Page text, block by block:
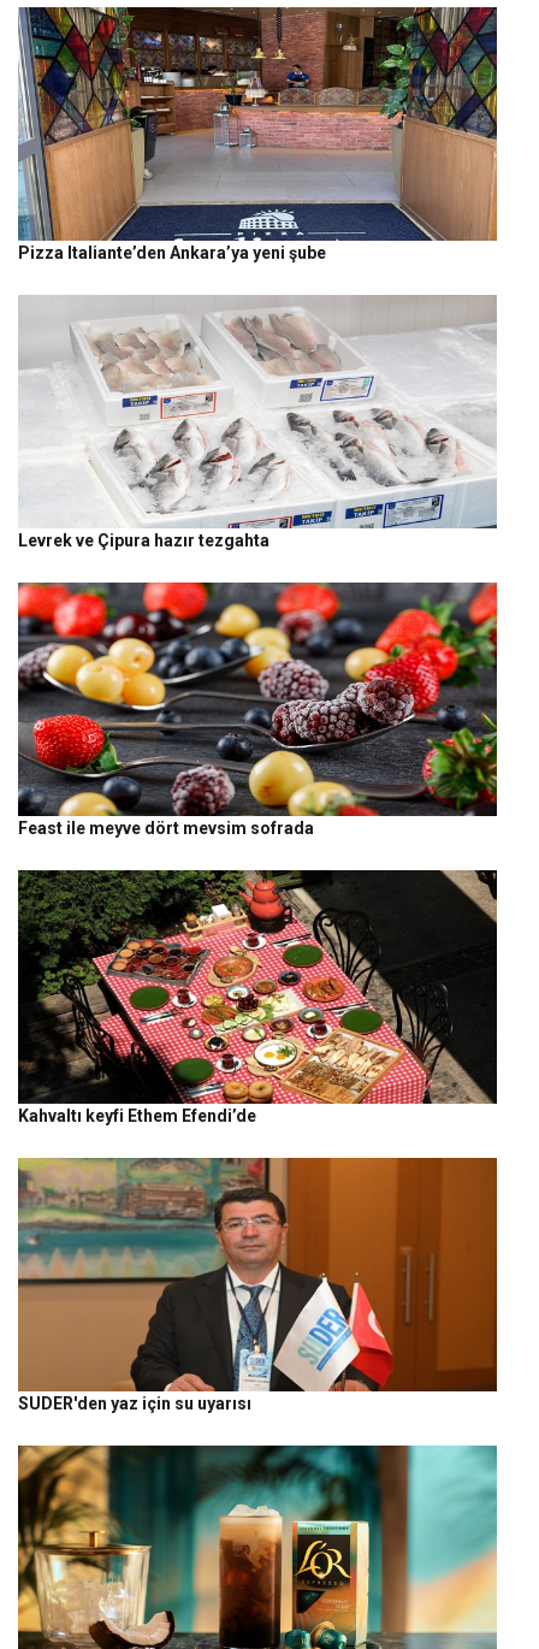
Pizza Italiante’den Ankara’ya yeni şube
Levrek ve Çipura hazır tezgahta
Feast ile meyve dört mevsim sofrada
Kahvaltı keyfi Ethem Efendi’de
SUDER'den yaz için su uyarısı